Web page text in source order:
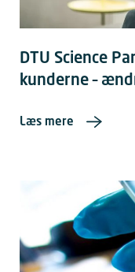
DTU Science
kunderne –
Læs mere